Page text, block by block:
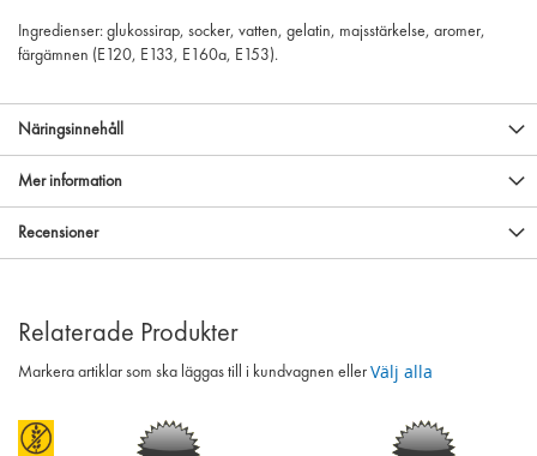
Ingredienser: glukossirap, socker, vatten, gelatin, majsstärkelse, aromer,
färgämnen (E120, E133, E160a, E153).
Näringsinnehåll
Mer information
Recensioner
Relaterade Produkter
Markera artiklar som ska läggas till i kundvagnen eller Välj alla